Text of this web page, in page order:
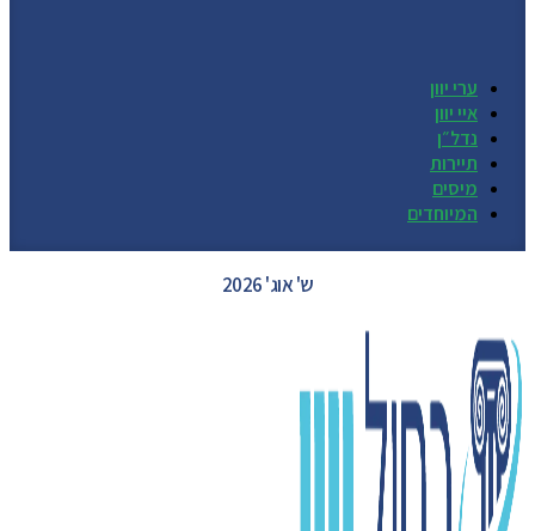
ערי יוון
איי יוון
נדל״ן
תיירות
מיסים
המיוחדים
ש' אוג' 2026